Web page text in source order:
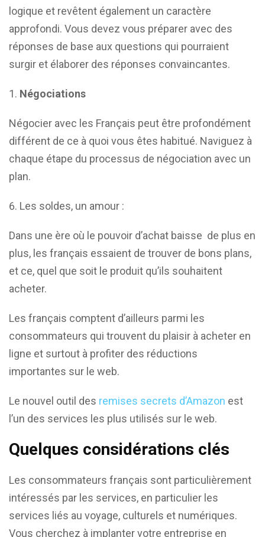
logique et revêtent également un caractère
approfondi. Vous devez vous préparer avec des
réponses de base aux questions qui pourraient
surgir et élaborer des réponses convaincantes.
Négociations
Négocier avec les Français peut être profondément
différent de ce à quoi vous êtes habitué. Naviguez à
chaque étape du processus de négociation avec un
plan.
Les soldes, un amour :
Dans une ère où le pouvoir d’achat baisse de plus en
plus, les français essaient de trouver de bons plans,
et ce, quel que soit le produit qu’ils souhaitent
acheter.
Les français comptent d’ailleurs parmi les
consommateurs qui trouvent du plaisir à acheter en
ligne et surtout à profiter des réductions
importantes sur le web.
Le nouvel outil des remises secrets d’Amazon est
l’un des services les plus utilisés sur le web.
Quelques considérations clés
Les consommateurs français sont particulièrement
intéressés par les services, en particulier les
services liés au voyage, culturels et numériques.
Vous cherchez à implanter votre entreprise en